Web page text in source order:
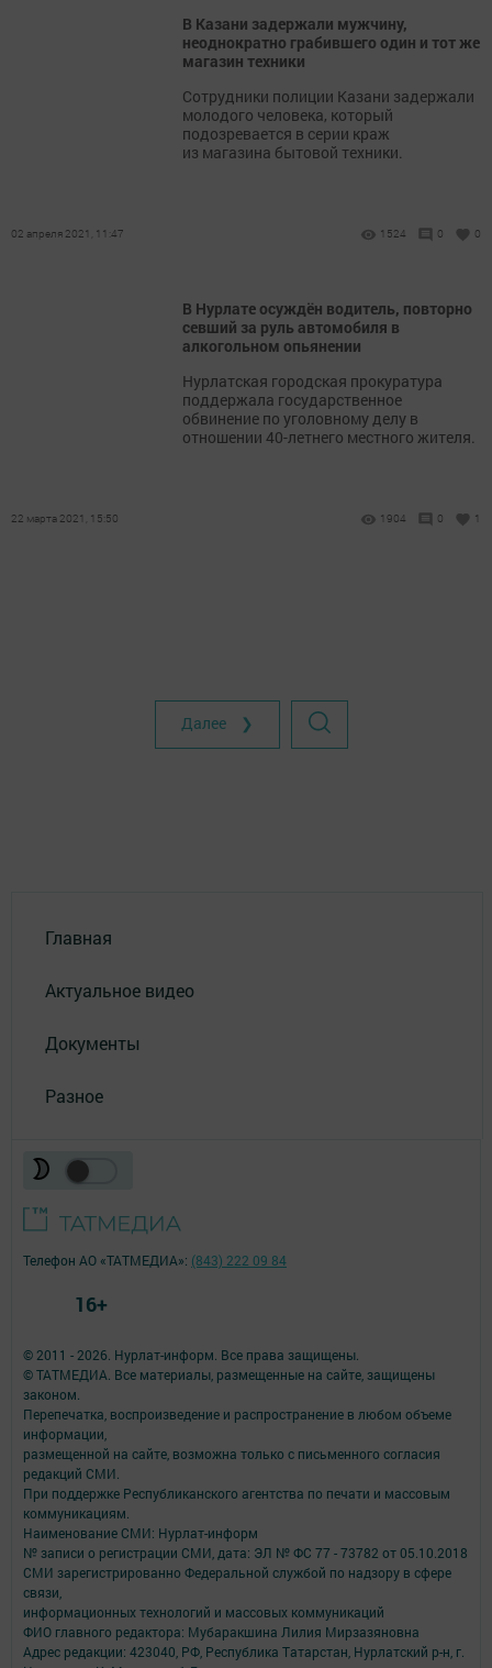
В Казани задержали мужчину,
неоднократно грабившего один и тот же
магазин техники
​​​​​​​Сотрудники полиции Казани задержали
молодого человека, который
подозревается в серии краж
из магазина бытовой техники.
02 апреля 2021, 11:47 1524 0 0
В Нурлате осуждён водитель, повторно
севший за руль автомобиля в
алкогольном опьянении
Нурлатская городская прокуратура
поддержала государственное
обвинение по уголовному делу в
отношении 40-летнего местного жителя.
22 марта 2021, 15:50 1904 0 1
Далее ❯
Главная
Актуальное видео
Документы
Разное
© 2011 - 2026. Нурлат-⁠информ. Все права защищены.
© ТАТМЕДИА. Все материалы, размещенные на сайте, защищены
законом.
Перепечатка, воспроизведение и распространение в любом объеме
информации,
размещенной на сайте, возможна только с письменного согласия
редакций СМИ.
При поддержке Республиканского агентства по печати и массовым
коммуникациям.
Наименование СМИ: Нурлат-⁠информ
№ записи о регистрации СМИ, дата: ЭЛ № ФС 77 -⁠ 73782 от 05.10.2018
СМИ зарегистрированно Федеральной службой по надзору в сфере
связи,
информационных технологий и массовых коммуникаций
ФИО главного редактора: Мубаракшина Лилия Мирзазяновна
Адрес редакции: 423040, РФ, Республика Татарстан, Нурлатский р-н, г.
Телефон АО «ТАТМЕДИА»: (843) 222 09 84
16+